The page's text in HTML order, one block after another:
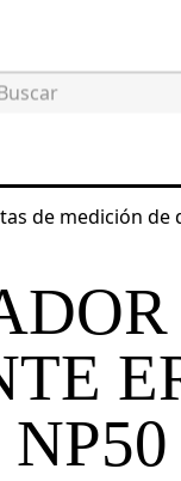
de medición de
para comprobar